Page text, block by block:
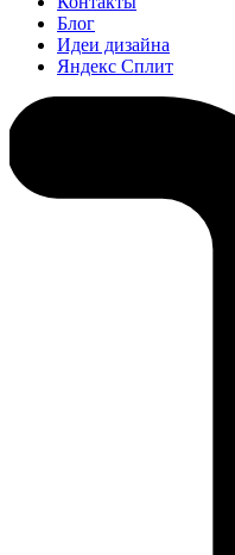
Блог
Идеи дизайна
Яндекс Сплит